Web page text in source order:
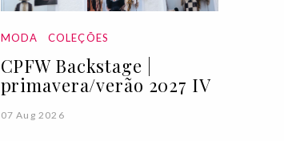
MODA COLEÇÕES
CPFW Backstage |
primavera/verão 2027 IV
07 Aug 2026